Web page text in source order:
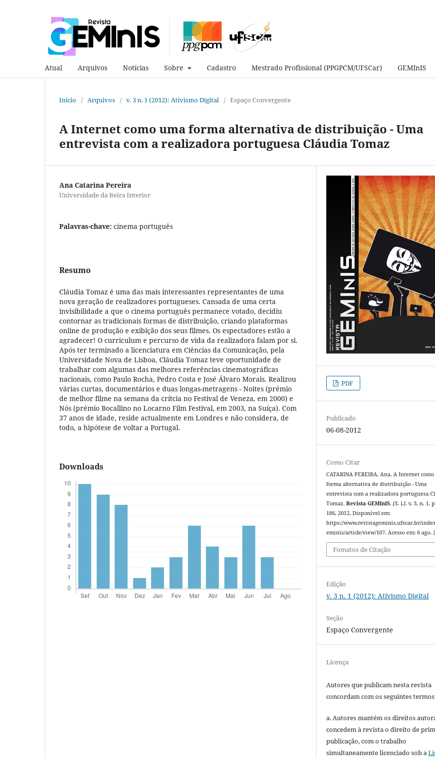
Atual Arquivos Notícias Sobre Cadastro Mestrado Profissional (PPGPCM/UFSCar) GEMInIS
Início / Arquivos / v. 3 n. 1 (2012): Ativismo Digital / Espaço Convergente
A Internet como uma forma alternativa de distribuição - Uma
entrevista com a realizadora portuguesa Cláudia Tomaz
Ana Catarina Pereira
Universidade da Beira Interior
Palavras-chave: cinema português
Resumo
Cláudia Tomaz é uma das mais interessantes representantes de uma
nova geração de realizadores portugueses. Cansada de uma certa
invisibilidade a que o cinema português permanece votado, decidiu
contornar as tradicionais formas de distribuição, criando plataformas
online de produção e exibição dos seus filmes. Os espectadores estão a
agradecer! O curriculum e percurso de vida da realizadora falam por si.
Após ter terminado a licenciatura em Ciências da Comunicação, pela
Universidade Nova de Lisboa, Cláudia Tomaz teve oportunidade de
trabalhar com algumas das melhores referências cinematográficas
nacionais, como Paulo Rocha, Pedro Costa e José Álvaro Morais. Realizou
várias curtas, documentários e duas longas-metragens - Noites (prémio
de melhor filme na semana da crítcia no Festival de Veneza, em 2000) e
Nós (prémio Bocallino no Locarno Film Festival, em 2003, na Suíça). Com
37 anos de idade, reside actualmente em Londres e não considera, de
todo, a hipótese de voltar a Portugal.
Downloads
PDF
Publicado
06-08-2012
Como Citar
CATARINA PEREIRA, Ana. A Internet
forma alternativa de distribuição - Uma
entrevista com a realizadora portuguesa
Tomaz.Revista GEMInIS,[S. l.], v. 3, n. 1,
186, 2012. Disponível em:
https://www.revistageminis.ufscar.br/
eminis/article/view/107. Acesso em: 6 ago.
Fomatos de Citação
Edição
v. 3 n. 1 (2012): Ativismo Digital
Seção
Espaço Convergente
Licença
Autores que publicam nesta revista
concordam com os seguintes
a. Autores mantém os direitos
concedem à revista o direito de
publicação, com o trabalho
simultaneamente licenciado sob a